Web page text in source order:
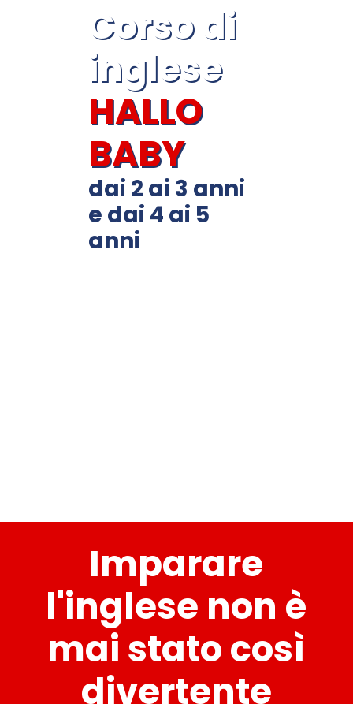
Corso di
inglese
HALLO
BABY
dai 2 ai 3 anni
e dai 4 ai 5
anni
Imparare
l'inglese non è
mai stato così
divertente